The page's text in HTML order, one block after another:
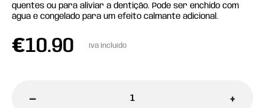
quentes ou para aliviar a dentição. Pode ser enchido com
água e congelado para um efeito calmante adicional.
€10.90 Iva incluído
- +